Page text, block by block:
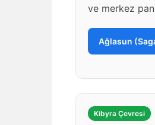
ve merkez
Ağlasun
Kibyra Çevresi